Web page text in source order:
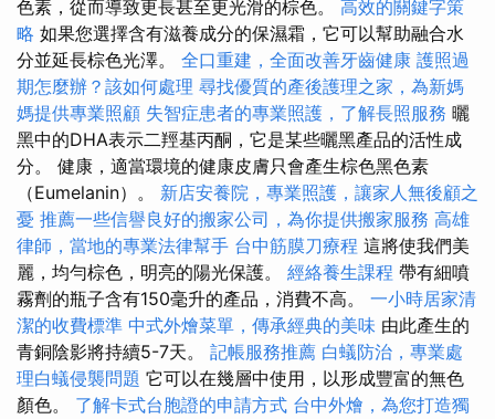
色素，從而導致更長甚至更光滑的棕色。 高效的關鍵字策
略 如果您選擇含有滋養成分的保濕霜，它可以幫助融合水
分並延長棕色光澤。 全口重建，全面改善牙齒健康 護照過
期怎麼辦？該如何處理 尋找優質的產後護理之家，為新媽
媽提供專業照顧 失智症患者的專業照護，了解長照服務 曬
黑中的DHA表示二羥基丙酮，它是某些曬黑產品的活性成
分。 健康，適當環境的健康皮膚只會產生棕色黑色素
（Eumelanin）。 新店安養院，專業照護，讓家人無後顧之
憂 推薦一些信譽良好的搬家公司，為你提供搬家服務 高雄
律師，當地的專業法律幫手 台中筋膜刀療程 這將使我們美
麗，均勻棕色，明亮的陽光保護。 經絡養生課程 帶有細噴
霧劑的瓶子含有150毫升的產品，消費不高。 一小時居家清
潔的收費標準 中式外燴菜單，傳承經典的美味 由此產生的
青銅陰影將持續5-7天。 記帳服務推薦 白蟻防治，專業處
理白蟻侵襲問題 它可以在幾層中使用，以形成豐富的無色
顏色。 了解卡式台胞證的申請方式 台中外燴，為您打造獨